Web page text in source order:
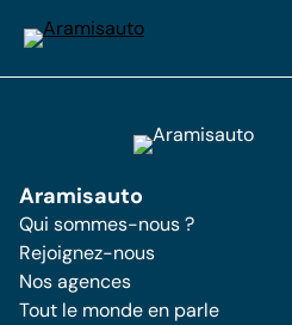
Aramisauto
Qui sommes-nous ?
Rejoignez-nous
Nos agences
Tout le monde en parle